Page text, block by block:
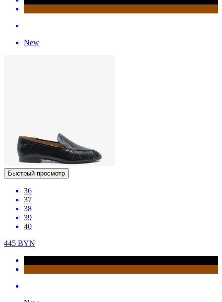
New
Быстрый просмотр
36
37
38
39
40
445 BYN